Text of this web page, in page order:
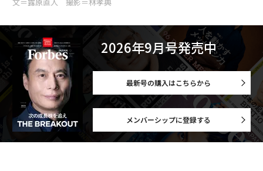
2026年9月号発売中
最新号の購入はこちらから
メンバーシップに登録する